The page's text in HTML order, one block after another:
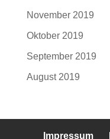
November 2019
Oktober 2019
September 2019
August 2019
Impressum